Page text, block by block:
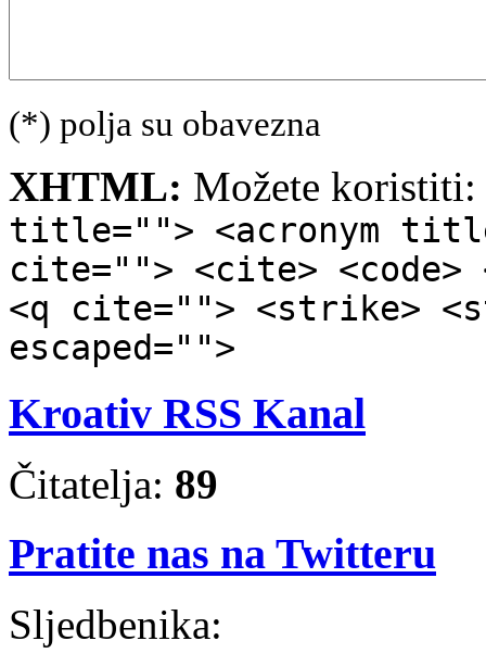
(*) polja su obavezna
XHTML: Možete koristiti:
title=""> <acronym
cite=""> <cite> <code>
<q cite=""> <strike>
escaped="">
Kroativ RSS Kanal
Čitatelja: 89
Pratite nas na Twitteru
Sljedbenika: